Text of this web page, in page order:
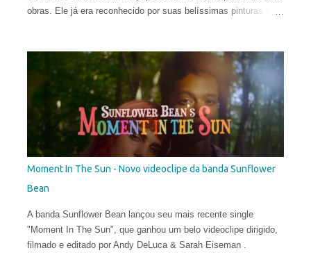
obras. Ele já era reconhecido por suas belíssimas pinturas e
partir de técnicas de spray, viraram referência no mundo
eclético da arte. Porém, em sua fase atual, quebrar as regras
da proporção é sua maior fonte de inspiração e isso o leva a
explorar uma arte mais subjetiva. Belin gosta de definir esse
experimento como "pós-neo-cubismo".
Moment In The Sun - Novo videoclipe da banda Sunflower
Bean
A banda Sunflower Bean lançou seu mais recente single
"Moment In The Sun", que ganhou um belo videoclipe dirigido,
filmado e editado por Andy DeLuca & Sarah Eiseman .